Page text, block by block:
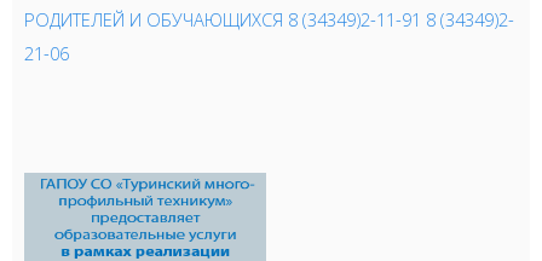
РОДИТЕЛЕЙ И ОБУЧАЮЩИХСЯ 8 (34349)2-11-91 8 (34349)2-
21-06